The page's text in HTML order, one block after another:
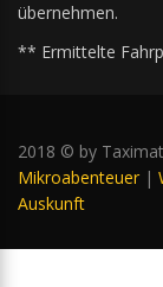
übernehmen.
** Ermittelte
2018 © by
Mikroabenteuer |
Auskunft